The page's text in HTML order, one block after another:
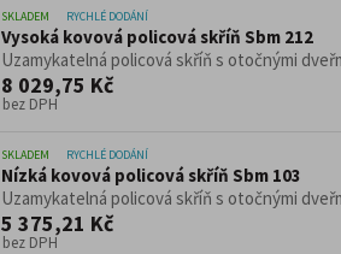
SKLADEM
RYCHLÉ DODÁNÍ
Vysoká kovová policová skříň Sbm 212
Uzamykatelná policová skříň s otočnými
8 029,75 Kč
bez DPH
SKLADEM
RYCHLÉ DODÁNÍ
Nízká kovová policová skříň Sbm 103
Uzamykatelná policová skříň s otočnými
5 375,21 Kč
bez DPH